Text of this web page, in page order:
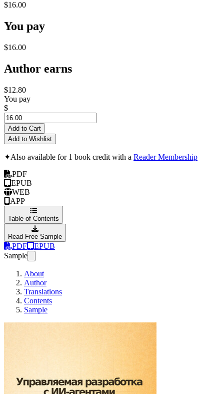
$16.00
You pay
$16.00
Author earns
$12.80
You pay
$
Add to Cart
Add to Wishlist
✦Also available for 1 book credit with a Reader Membership
PDF
EPUB
WEB
APP
Table of Contents
Read Free Sample
PDF
EPUB
Sample
About
Author
Translations
Contents
Sample